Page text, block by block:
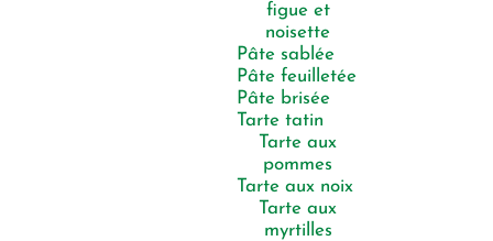
figue et
noisette
Pâte sablée
Pâte feuilletée
Pâte brisée
Tarte tatin
Tarte aux
pommes
Tarte aux noix
Tarte aux
myrtilles